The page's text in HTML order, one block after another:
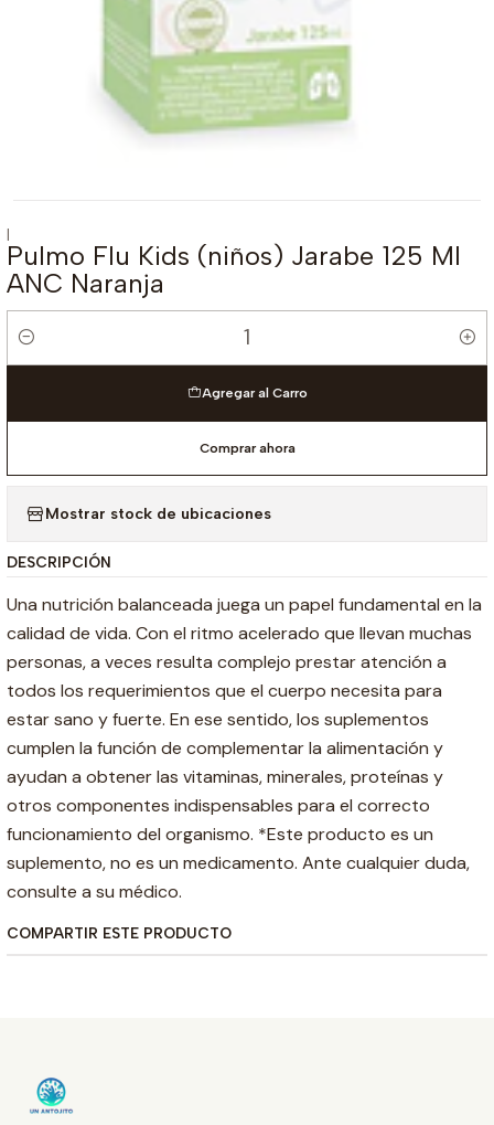
|
Pulmo Flu Kids (niños) Jarabe 125 Ml
ANC Naranja
Cantidad
Agregar al Carro
Comprar ahora
Mostrar stock de ubicaciones
DESCRIPCIÓN
Una nutrición balanceada juega un papel fundamental en la
calidad de vida. Con el ritmo acelerado que llevan muchas
personas, a veces resulta complejo prestar atención a
todos los requerimientos que el cuerpo necesita para
estar sano y fuerte. En ese sentido, los suplementos
cumplen la función de complementar la alimentación y
ayudan a obtener las vitaminas, minerales, proteínas y
otros componentes indispensables para el correcto
funcionamiento del organismo. *Este producto es un
suplemento, no es un medicamento. Ante cualquier duda,
consulte a su médico.
COMPARTIR ESTE PRODUCTO